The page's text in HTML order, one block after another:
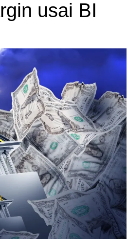
usai BI